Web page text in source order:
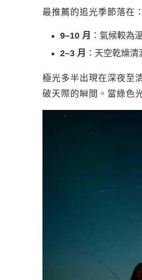
最推薦的追光季節落在：
9–10 月 ：氣候較為
2–3 月 ：天空乾燥
極光多半出現在深夜至
破天際的瞬間。當綠色